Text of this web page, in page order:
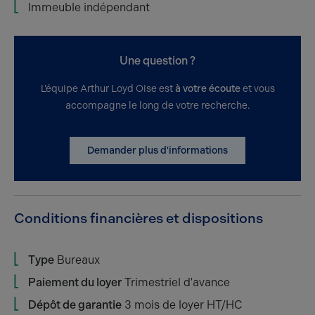
Immeuble indépendant
Une question ?
L’équipe Arthur Loyd Oise est à votre écouteet vous
accompagne le long de votre recherche.
Demander plus d'informations
Conditions financières et dispositions
Type Bureaux
Paiement du loyer Trimestriel d'avance
Dépôt de garantie 3 mois de loyer HT/HC